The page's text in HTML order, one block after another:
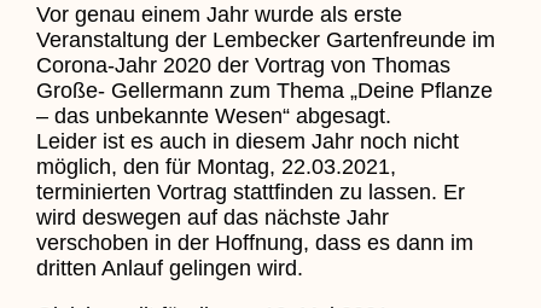
Vor genau einem Jahr wurde als erste
Veranstaltung der Lembecker Gartenfreunde im
Corona-Jahr 2020 der Vortrag von Thomas
Große- Gellermann zum Thema „Deine Pflanze
– das unbekannte Wesen“ abgesagt.
Leider ist es auch in diesem Jahr noch nicht
möglich, den für Montag, 22.03.2021,
terminierten Vortrag stattfinden zu lassen. Er
wird deswegen auf das nächste Jahr
verschoben in der Hoffnung, dass es dann im
dritten Anlauf gelingen wird.